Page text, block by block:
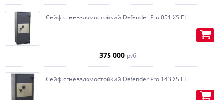
Сейф огневзломостойкий Defender Pro 051 XS EL
375 000 руб.
Сейф огневзломостойкий Defender Pro 143 XS EL